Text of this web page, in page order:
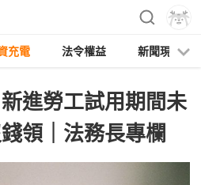
充電 法令權益 新聞現場
進勞工試用期間未
領｜法務長專欄